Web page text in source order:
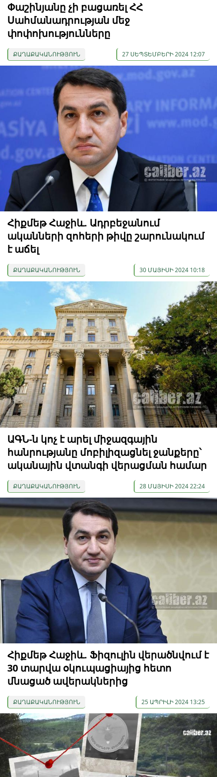
Փաշինյանը չի բացառել ՀՀ
Սահմանադրության մեջ
փոփոխությունները
ՔԱՂԱՔԱԿԱՆՈՒԹՅՈՒՆ 27 ՍԵՊՏԵՄԲԵՐԻ 2024 12:07
Հիքմեթ Հաջիև. Ադրբեջանում
ականների զոհերի թիվը շարունակում
է աճել
ՔԱՂԱՔԱԿԱՆՈՒԹՅՈՒՆ 30 ՄԱՅԻՍԻ 2024 10:18
ԱԳՆ-ն կոչ է արել միջազգային
հանրությանը մոբիլիզացնել ջանքերը՝
ականային վտանգի վերացման համար
ՔԱՂԱՔԱԿԱՆՈՒԹՅՈՒՆ 28 ՄԱՅԻՍԻ 2024 22:24
Հիքմեթ Հաջիև. Ֆիզուլին վերածնվում է
30 տարվա օկուպացիայից հետո
մնացած ավերակներից
ՔԱՂԱՔԱԿԱՆՈՒԹՅՈՒՆ 25 ԱՊՐԻԼԻ 2024 13:25